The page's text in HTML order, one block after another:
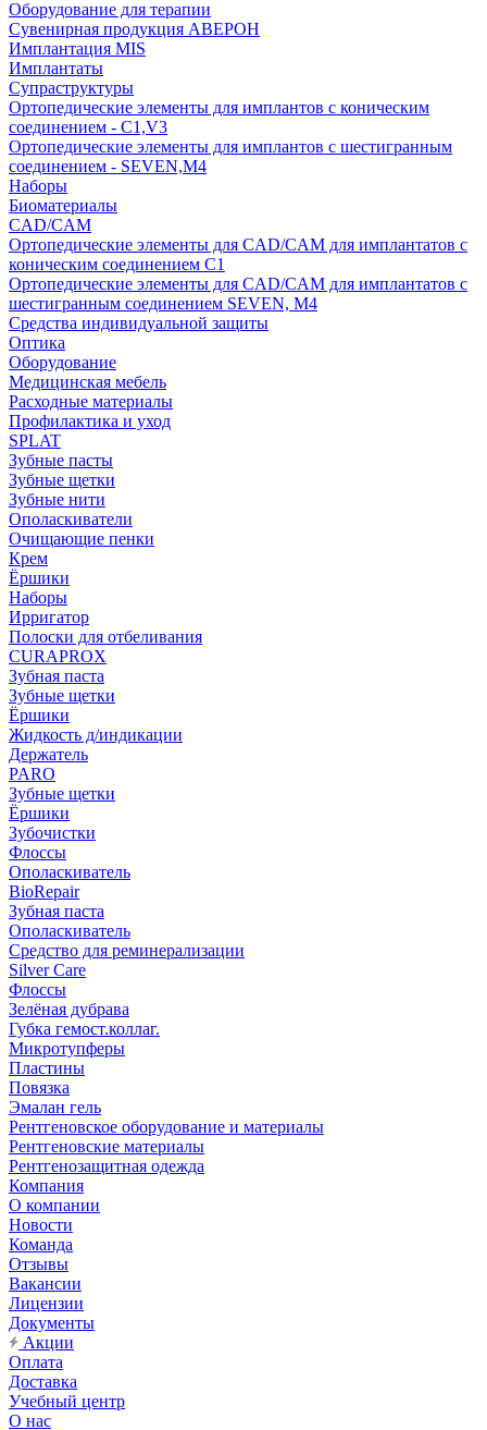
Оборудование для терапии
Сувенирная продукция АВЕРОН
Имплантация MIS
Имплантаты
Супраструктуры
Ортопедические элементы для имплантов с коническим
соединением - C1,V3
Ортопедические элементы для имплантов с шестигранным
соединением - SEVEN,M4
Наборы
Биоматериалы
CAD/CAM
Ортопедические элементы для CAD/CAM для имплантатов с
коническим соединением С1
Ортопедические элементы для CAD/CAM для имплантатов с
шестигранным соединением SEVEN, М4
Средства индивидуальной защиты
Оптика
Оборудование
Медицинская мебель
Расходные материалы
Профилактика и уход
SPLAT
Зубные пасты
Зубные щетки
Зубные нити
Ополаскиватели
Очищающие пенки
Крем
Ёршики
Наборы
Ирригатор
Полоски для отбеливания
CURAPROX
Зубная паста
Зубные щетки
Ёршики
Жидкость д/индикации
Держатель
PARO
Зубные щетки
Ёршики
Зубочистки
Флоссы
Ополаскиватель
BioRepair
Зубная паста
Ополаскиватель
Средство для реминерализации
Silver Care
Флоссы
Зелёная дубрава
Губка гемост.коллаг.
Микротупферы
Пластины
Повязка
Эмалан гель
Рентгеновское оборудование и материалы
Рентгеновские материалы
Рентгенозащитная одежда
Компания
О компании
Новости
Команда
Отзывы
Вакансии
Лицензии
Документы
Акции
Оплата
Доставка
Учебный центр
О нас